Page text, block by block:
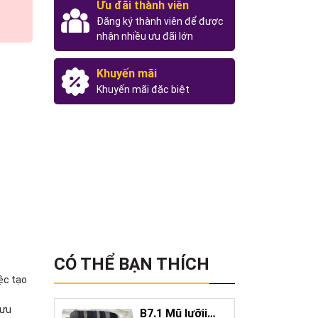
Ưu đãi thành viên
Đăng ký thành viên để được
nhận nhiều ưu đãi lớn
Khuyến mãi
Khuyến mãi đặc biệt
tạo
CÓ THỂ BẠN THÍCH
B7.1 Mũ lưỡii